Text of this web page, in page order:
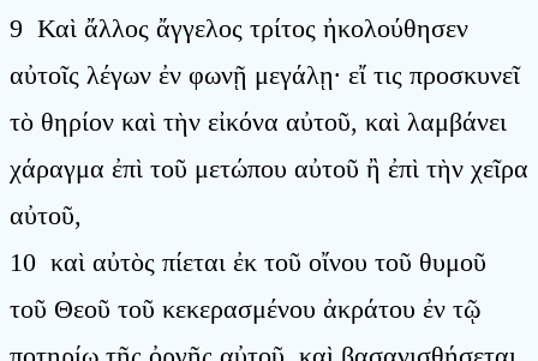
9 Καὶ ἄλλος ἄγγελος τρίτος ἠκολούθησεν
αὐτοῖς λέγων ἐν φωνῇ μεγάλῃ· εἴ τις προσκυνεῖ
τὸ θηρίον καὶ τὴν εἰκόνα αὐτοῦ, καὶ λαμβάνει
χάραγμα ἐπὶ τοῦ μετώπου αὐτοῦ ἢ ἐπὶ τὴν χεῖρα
αὐτοῦ,
10 καὶ αὐτὸς πίεται ἐκ τοῦ οἴνου τοῦ θυμοῦ
τοῦ Θεοῦ τοῦ κεκερασμένου ἀκράτου ἐν τῷ